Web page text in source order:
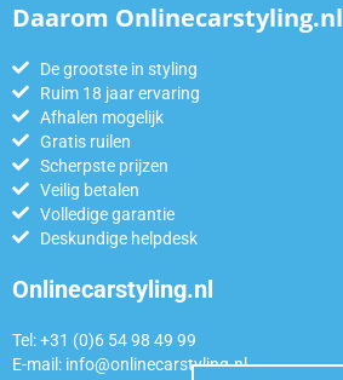
Daarom Onlinecarstyling.nl
De grootste in styling
Ruim 18 jaar ervaring
Afhalen mogelijk
Gratis ruilen
Scherpste prijzen
Veilig betalen
Volledige garantie
Deskundige helpdesk
Onlinecarstyling.nl
Tel: +31 (0)6 54 98 49 99
E-mail: info@onlinecarstyling.nl